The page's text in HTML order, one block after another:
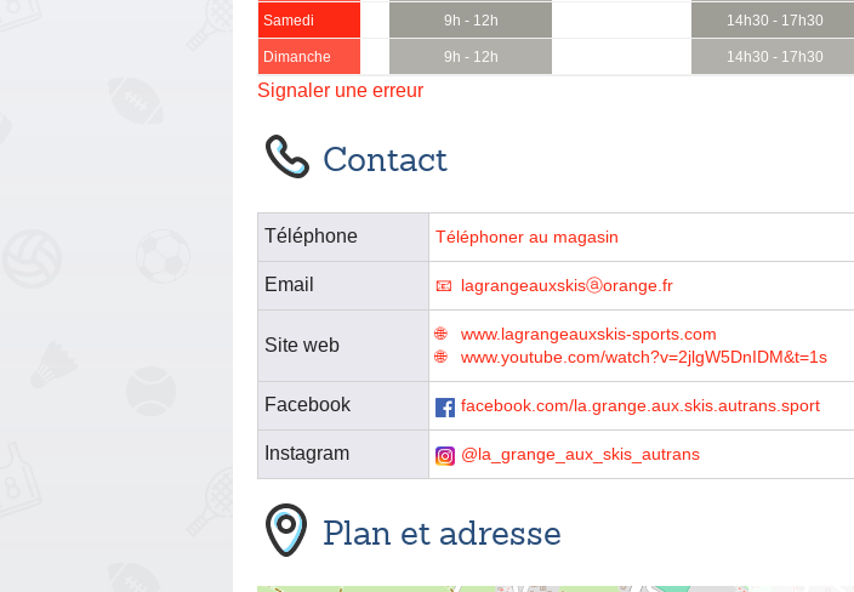
Samedi 9h - 12h 14h30 - 17h30
Dimanche 9h - 12h 14h30 - 17h30
Signaler une erreur
Contact
Téléphone Téléphoner au magasin
Email lagrangeauxskisⓐorange.fr
Site web
www.lagrangeauxskis-sports.com
www.youtube.com/watch?v=2jlgW5DnIDM&t=1s
Facebook facebook.com/la.grange.aux.skis.autrans.sport
Instagram @la_grange_aux_skis_autrans
Plan et adresse